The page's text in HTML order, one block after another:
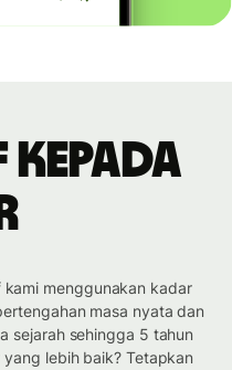
kepada
menggunakan kadar
masa nyata dan
sejarah sehingga 5 tahun
lebih baik? Tetapkan